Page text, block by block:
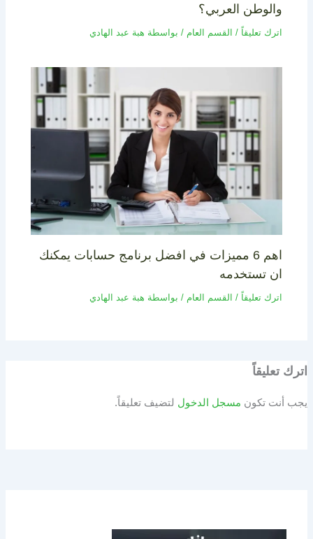
والوطن العربي؟
اترك تعليقاً / القسم العام / بواسطة هبة عبد الهادي
اهم 6 مميزات في افضل برنامج حسابات يمكنك
ان تستخدمه
اترك تعليقاً / القسم العام / بواسطة هبة عبد الهادي
اترك تعليقاً
يجب أنت تكون مسجل الدخول لتضيف تعليقاً.